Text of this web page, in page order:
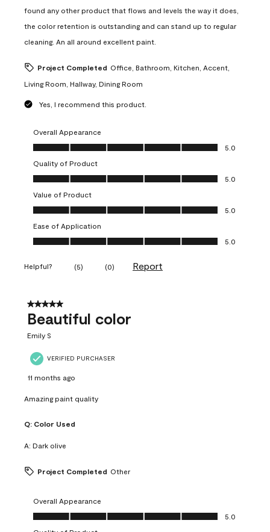
found any other product that flows and levels the way it does,
the color retention is outstanding and can stand up to regular
cleaning. An all around excellent paint.
Project Completed Office, Bathroom, Kitchen, Accent,
Living Room, Hallway, Dining Room
Yes, I recommend this product.
Overall Appearance
Overall Appearance, 5.0 out of 5
5.0
Quality of Product
Quality of Product, 5.0 out of 5
5.0
Value of Product
Value of Product, 5.0 out of 5
5.0
Ease of Application
Ease of Application, 5.0 out of 5
5.0
Helpful? (5) (0) Report
5 out of 5 stars.
Beautiful color
Emily S
VERIFIED PURCHASER
11 months ago
Amazing paint quality
Q: Color Used
A: Dark olive
Project Completed Other
Overall Appearance
Overall Appearance, 5.0 out of 5
5.0